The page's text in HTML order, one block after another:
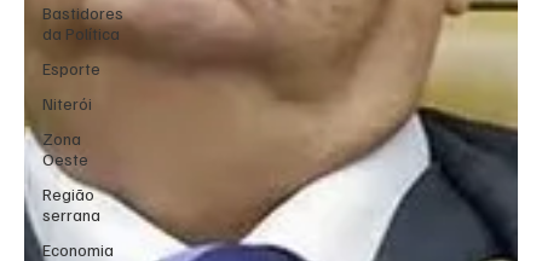
Bastidores
da Política
Esporte
Niterói
Zona
Oeste
Região
serrana
Economia